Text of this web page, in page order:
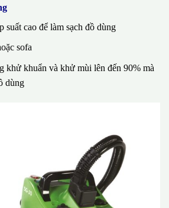
suất cao để làm sạch đồ dùng
sofa
khử khuẩn và khử mùi lên đến 90% mà
dùng